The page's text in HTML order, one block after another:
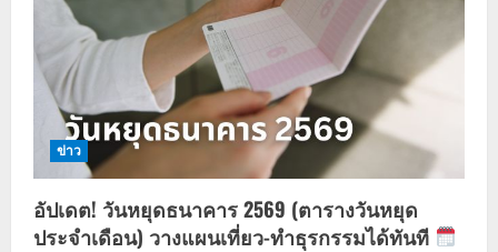
i
ข่าว
อัปเดต! วันหยุดธนาคาร 2569 (ตารางวันหยุด
ประจำเดือน) วางแผนเที่ยว-ทำธุรกรรมได้ทันที